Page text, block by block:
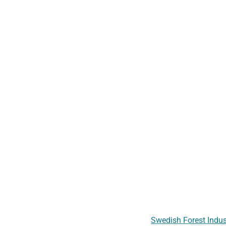
Swedish Forest